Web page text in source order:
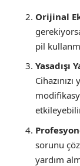
Orijinal
pil
Yasadışı
sorunu
yardım